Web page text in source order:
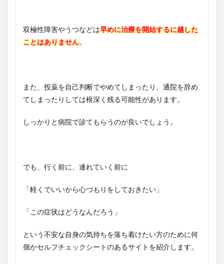
双極性障害やうつなどは早めに治療を開始するに越した
ことはありません。
また、投薬を自己判断でやめてしまったり、通院を辞め
てしまったりしては根深く残る可能性があります。
しっかりと病院で診てもらうのが良いでしょう。
でも、行く前に、連れていく前に
「軽くでいいから心づもりをしておきたい」
「この症状はどうなんだろう」
という不安な自身の気持ちを落ち着けたい方のために何
個かセルフチェックシートのあるサイトを紹介します。